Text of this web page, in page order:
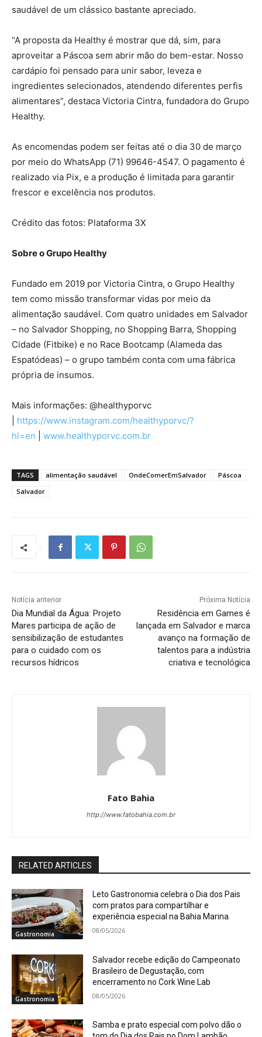
saudável de um clássico bastante apreciado.
“A proposta da Healthy é mostrar que dá, sim, para
aproveitar a Páscoa sem abrir mão do bem-estar. Nosso
cardápio foi pensado para unir sabor, leveza e
ingredientes selecionados, atendendo diferentes perfis
alimentares”, destaca Victoria Cintra, fundadora do Grupo
Healthy.
As encomendas podem ser feitas até o dia 30 de março
por meio do WhatsApp (71) 99646-4547. O pagamento é
realizado via Pix, e a produção é limitada para garantir
frescor e excelência nos produtos.
Crédito das fotos: Plataforma 3X
Sobre o Grupo Healthy
Fundado em 2019 por Victoria Cintra, o Grupo Healthy
tem como missão transformar vidas por meio da
alimentação saudável. Com quatro unidades em Salvador
– no Salvador Shopping, no Shopping Barra, Shopping
Cidade (Fitbike) e no Race Bootcamp (Alameda das
Espatódeas) – o grupo também conta com uma fábrica
própria de insumos.
Mais informações: @healthyporvc
https://www.instagram.com/healthyporvc/?
hl=en
www.healthyporvc.com.br
TAGS alimentação saudável OndeComerEmSalvador
Páscoa
Salvador
Notícia anterior
Dia Mundial da Água: Projeto
Mares participa de ação de
sensibilização de estudantes
para o cuidado com os
recursos hídricos
Próxima Notícia
Residência em Games é
lançada em Salvador e marca
avanço na formação de
talentos para a indústria
criativa e tecnológica
Fato Bahia
http://www.fatobahia.com.br
RELATED ARTICLES
Gastronomia
Leto Gastronomia celebra o Dia dos Pais
com pratos para compartilhar e
experiência especial na Bahia Marina
08/05/2026
Gastronomia
Salvador recebe edição do Campeonato
Brasileiro de Degustação, com
encerramento no Cork Wine Lab
08/05/2026
Samba e prato especial com polvo dão o